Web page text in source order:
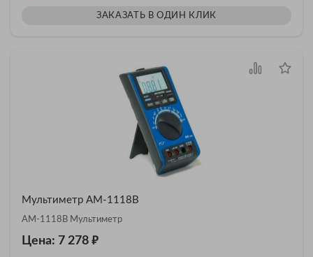
ЗАКАЗАТЬ В ОДИН КЛИК
Мультиметр АМ-1118B
АМ-1118B Мультиметр
Цена: 7 278 ₽